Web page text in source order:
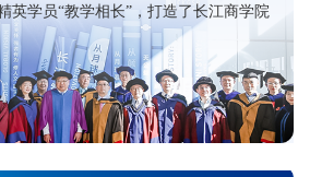
英学员“教学相长”，打造了长江商学院